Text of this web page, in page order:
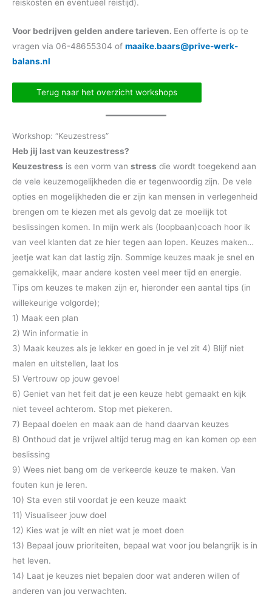
reiskosten en eventueel reistijd).
Voor bedrijven gelden andere tarieven. Een offerte is op te
vragen via 06-48655304 of maaike.baars@prive-werk-
balans.nl
Terug naar het overzicht workshops
Workshop: “Keuzestress”
Heb jij last van keuzestress?
Keuzestress is een vorm van stress die wordt toegekend aan
de vele keuzemogelijkheden die er tegenwoordig zijn. De vele
opties en mogelijkheden die er zijn kan mensen in verlegenheid
brengen om te kiezen met als gevolg dat ze moeilijk tot
beslissingen komen. In mijn werk als (loopbaan)coach hoor ik
van veel klanten dat ze hier tegen aan lopen. Keuzes maken…
jeetje wat kan dat lastig zijn. Sommige keuzes maak je snel en
gemakkelijk, maar andere kosten veel meer tijd en energie.
Tips om keuzes te maken zijn er, hieronder een aantal tips (in
willekeurige volgorde);
1) Maak een plan
2) Win informatie in
3) Maak keuzes als je lekker en goed in je vel zit 4) Blijf niet
malen en uitstellen, laat los
5) Vertrouw op jouw gevoel
6) Geniet van het feit dat je een keuze hebt gemaakt en kijk
niet teveel achterom. Stop met piekeren.
7) Bepaal doelen en maak aan de hand daarvan keuzes
8) Onthoud dat je vrijwel altijd terug mag en kan komen op een
beslissing
9) Wees niet bang om de verkeerde keuze te maken. Van
fouten kun je leren.
10) Sta even stil voordat je een keuze maakt
11) Visualiseer jouw doel
12) Kies wat je wilt en niet wat je moet doen
13) Bepaal jouw prioriteiten, bepaal wat voor jou belangrijk is in
het leven.
14) Laat je keuzes niet bepalen door wat anderen willen of
anderen van jou verwachten.